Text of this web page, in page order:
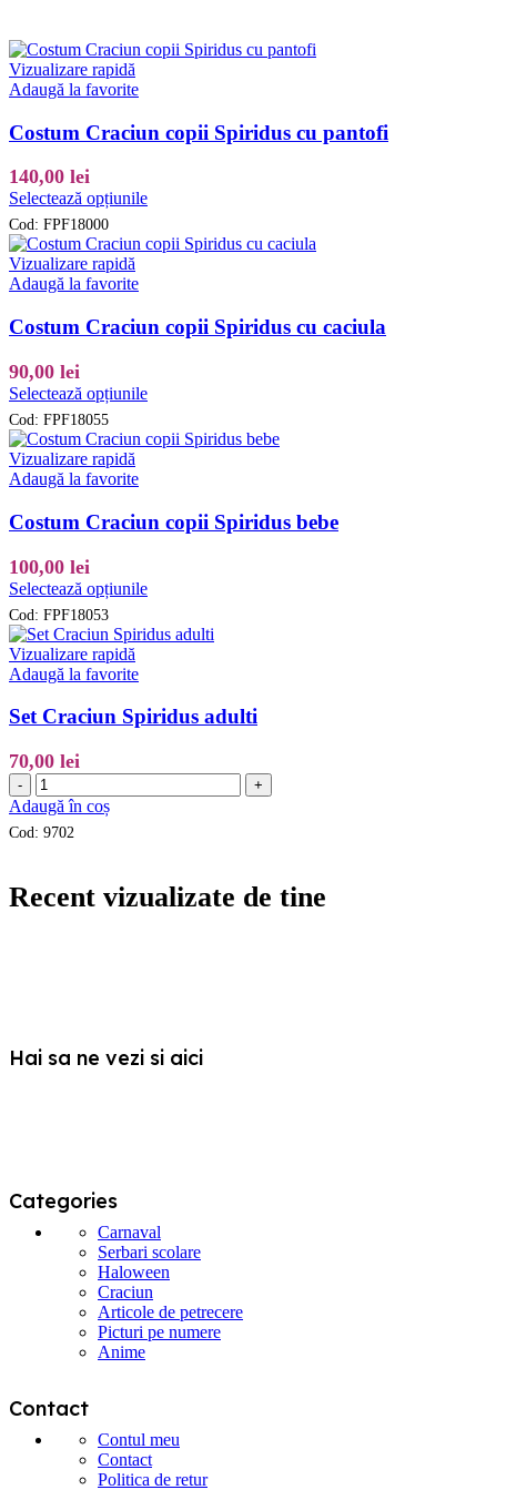
Vizualizare rapidă
Adaugă la favorite
Costum Craciun copii Spiridus cu pantofi
140,00 lei
Selectează opțiunileAcest
are
mai
Opțiunile
pot
în
produsului.
Cod: FPF18000
Vizualizare rapidă
Adaugă la favorite
Costum Craciun copii Spiridus cu caciula
90,00 lei
Selectează opțiunileAcest
are
mai
Opțiunile
pot
în
produsului.
Cod: FPF18055
Vizualizare rapidă
Adaugă la favorite
Costum Craciun copii Spiridus bebe
100,00 lei
Selectează opțiunileAcest
are
mai
Opțiunile
pot
Cod: FPF18053
Vizualizare rapidă
Adaugă la favorite
Set Craciun Spiridus adulti
70,00 lei
-
Cantitate
Set
Craciun
Spiridus
+
Adaugă în coș
Cod: 9702
Recent vizualizate de tine
Hai sa ne vezi si aici
Categories
Carnaval
Serbari scolare
Haloween
Craciun
Articole de petrecere
Picturi pe numere
Anime
Contact
Contul meu
Contact
Politica de retur